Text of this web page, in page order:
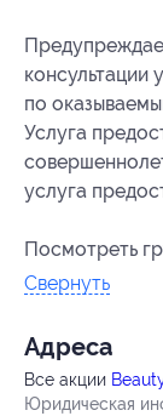
консультации
по
Услуга
услуга
Посмотреть
Свернуть
Адресa
Все акции
Юридическая